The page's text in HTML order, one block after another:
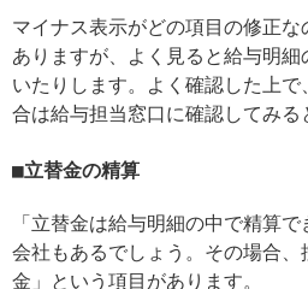
マイナス表示がどの項目の修正
ありますが、よく見ると給与明
いたりします。よく確認した上
合は給与担当窓口に確認してみる
立替金の精算
「立替金は給与明細の中で精算
会社もあるでしょう。その場合
金」という項目があります。